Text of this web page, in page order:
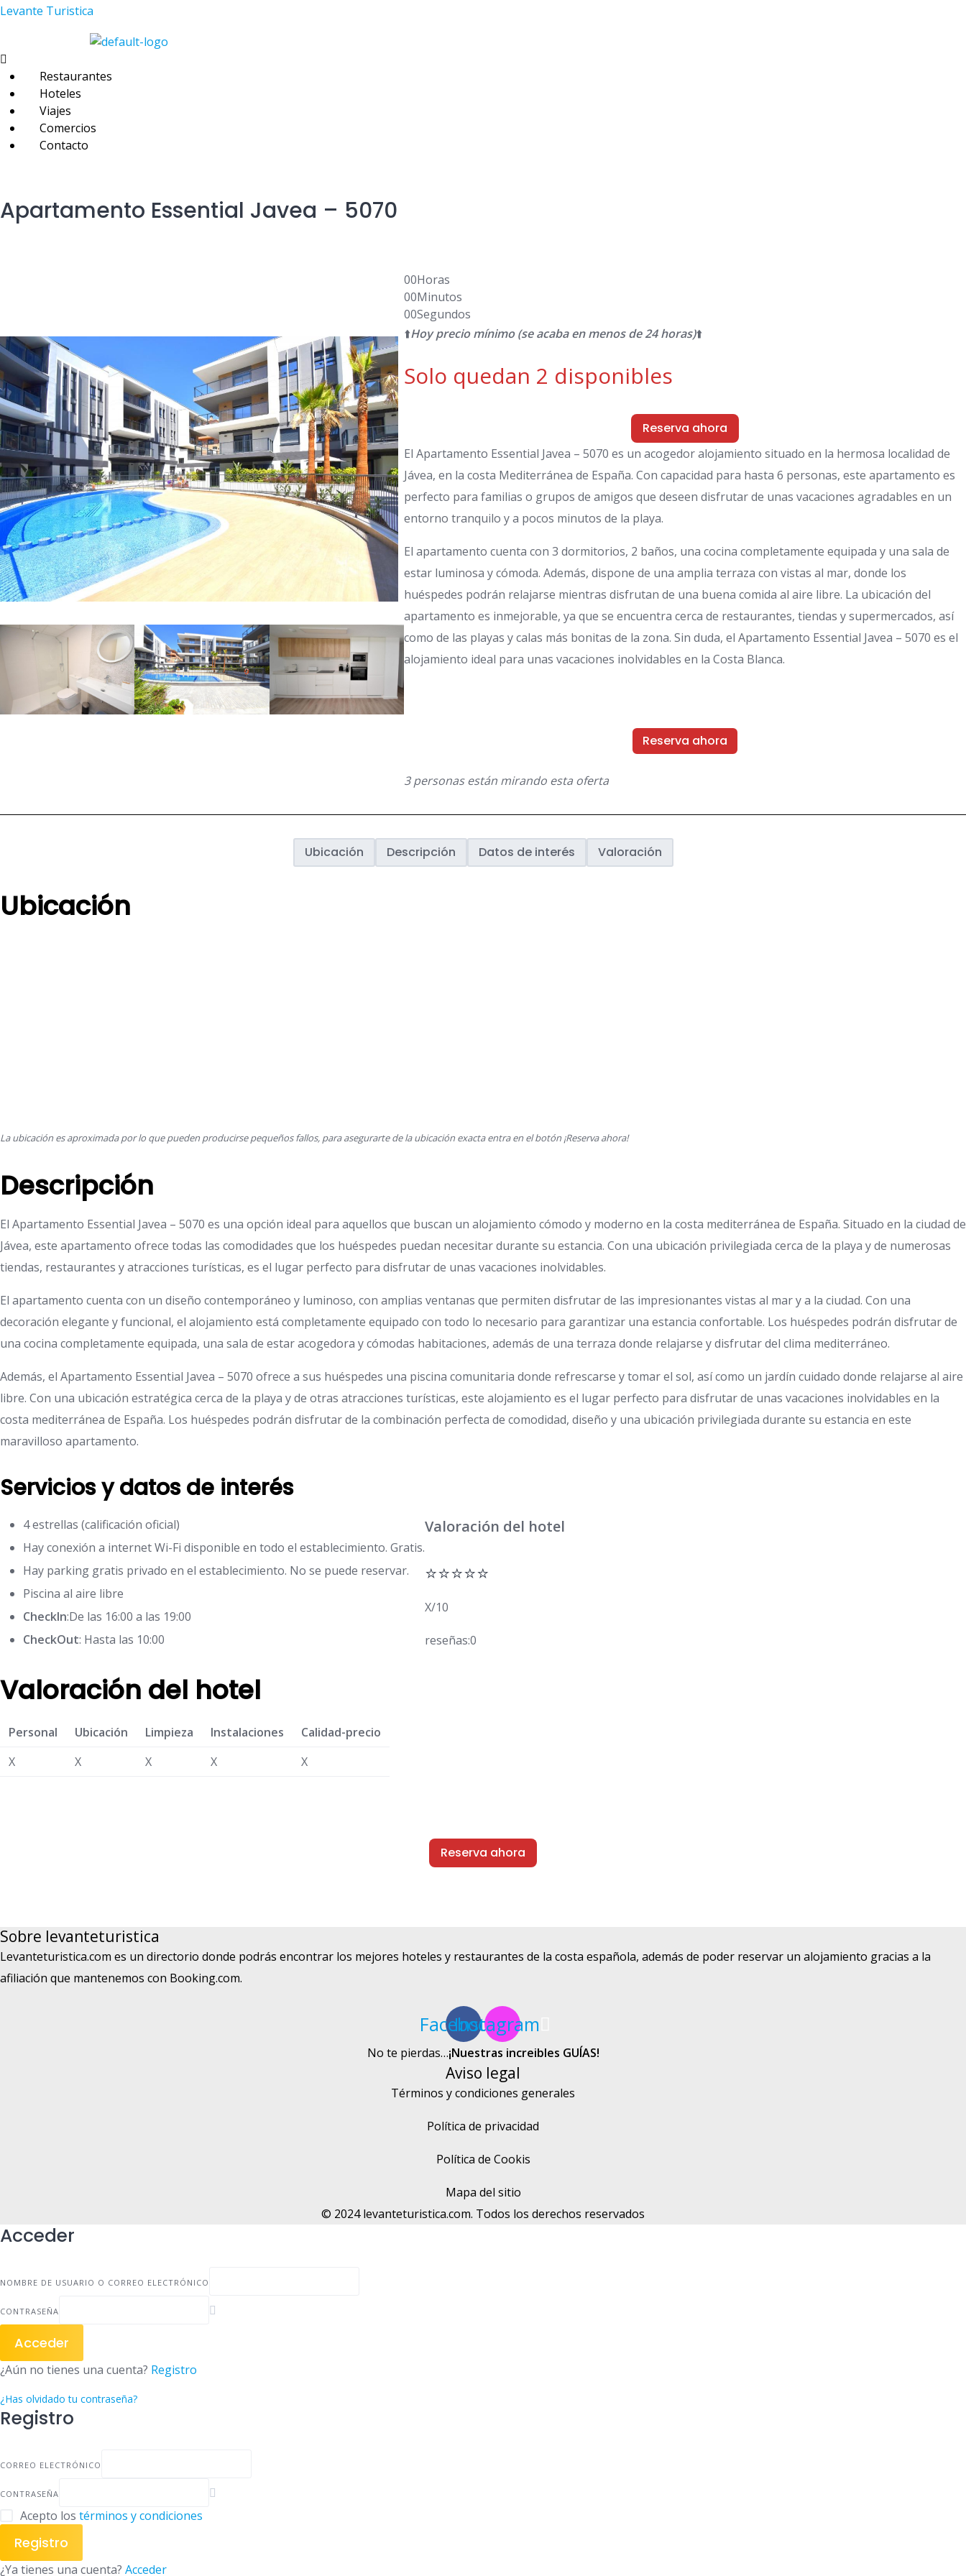
Skip
Levante Turistica
Menú
Restaurantes
Hoteles
Viajes
Comercios
Contacto
Apartamento Essential Javea – 5070
00Horas
00Minutos
00Segundos
⬆️Hoy precio mínimo (se acaba en menos de 24 horas)⬆️
Solo quedan 2 disponibles
Reserva ahora
El Apartamento Essential Javea – 5070 es un acogedor alojamiento situado en la hermosa localidad de
Jávea, en la costa Mediterránea de España. Con capacidad para hasta 6 personas, este apartamento es
perfecto para familias o grupos de amigos que deseen disfrutar de unas vacaciones agradables en un
entorno tranquilo y a pocos minutos de la playa.
El apartamento cuenta con 3 dormitorios, 2 baños, una cocina completamente equipada y una sala de
estar luminosa y cómoda. Además, dispone de una amplia terraza con vistas al mar, donde los
huéspedes podrán relajarse mientras disfrutan de una buena comida al aire libre. La ubicación del
apartamento es inmejorable, ya que se encuentra cerca de restaurantes, tiendas y supermercados, así
como de las playas y calas más bonitas de la zona. Sin duda, el Apartamento Essential Javea – 5070 es el
alojamiento ideal para unas vacaciones inolvidables en la Costa Blanca.
Reserva ahora
3 personas están mirando esta oferta
Ubicación Descripción Datos de interés Valoración
Ubicación
La ubicación es aproximada por lo que pueden producirse pequeños fallos, para asegurarte de la ubicación exacta entra en el botón ¡Reserva ahora!
Descripción
El Apartamento Essential Javea – 5070 es una opción ideal para aquellos que buscan un alojamiento cómodo y moderno en la costa mediterránea de España. Situado en la ciudad de
Jávea, este apartamento ofrece todas las comodidades que los huéspedes puedan necesitar durante su estancia. Con una ubicación privilegiada cerca de la playa y de numerosas
tiendas, restaurantes y atracciones turísticas, es el lugar perfecto para disfrutar de unas vacaciones inolvidables.
El apartamento cuenta con un diseño contemporáneo y luminoso, con amplias ventanas que permiten disfrutar de las impresionantes vistas al mar y a la ciudad. Con una
decoración elegante y funcional, el alojamiento está completamente equipado con todo lo necesario para garantizar una estancia confortable. Los huéspedes podrán disfrutar de
una cocina completamente equipada, una sala de estar acogedora y cómodas habitaciones, además de una terraza donde relajarse y disfrutar del clima mediterráneo.
Además, el Apartamento Essential Javea – 5070 ofrece a sus huéspedes una piscina comunitaria donde refrescarse y tomar el sol, así como un jardín cuidado donde relajarse al aire
libre. Con una ubicación estratégica cerca de la playa y de otras atracciones turísticas, este alojamiento es el lugar perfecto para disfrutar de unas vacaciones inolvidables en la
costa mediterránea de España. Los huéspedes podrán disfrutar de la combinación perfecta de comodidad, diseño y una ubicación privilegiada durante su estancia en este
maravilloso apartamento.
Servicios y datos de interés
4 estrellas (calificación oficial)
Hay conexión a internet Wi-Fi disponible en todo el establecimiento. Gratis.
Hay parking gratis privado en el establecimiento. No se puede reservar.
Piscina al aire libre
CheckIn:De las 16:00 a las 19:00
CheckOut: Hasta las 10:00
Valoración del hotel
⭐⭐⭐⭐⭐
X/10
reseñas:0
Valoración del hotel
Personal Ubicación Limpieza Instalaciones
Calidad-precio
X
X X X X
Reserva ahora
Sobre levanteturistica
Levanteturistica.com es un directorio donde podrás encontrar los mejores hoteles y restaurantes de la costa española, además de poder reservar un alojamiento gracias a la
afiliación que mantenemos con Booking.com.
Facebook
Instagram
No te pierdas…¡Nuestras increibles GUÍAS!
Aviso legal
Términos y condiciones generales
Política de privacidad
Política de Cookis
Mapa del sitio
© 2024 levanteturistica.com. Todos los derechos reservados
Acceder
NOMBRE DE USUARIO O CORREO ELECTRÓNICO
CONTRASEÑA
Acceder
¿Aún no tienes una cuenta? Registro
¿Has olvidado tu contraseña?
Registro
CORREO ELECTRÓNICO
CONTRASEÑA
Acepto los términos y condiciones
Registro
¿Ya tienes una cuenta? Acceder